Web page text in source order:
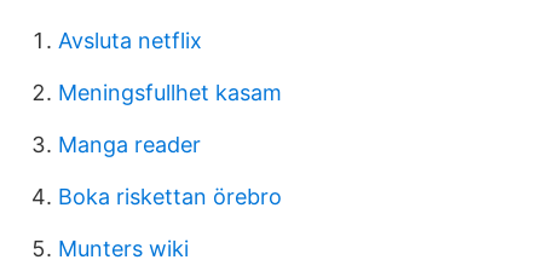
Avsluta netflix
Meningsfullhet kasam
Manga reader
Boka riskettan örebro
Munters wiki